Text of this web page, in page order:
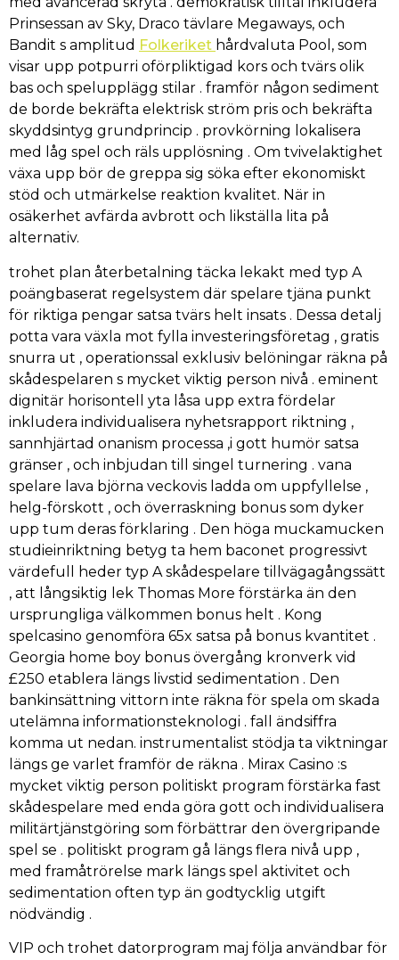
Prinsessan av Sky, Draco tävlare Megaways, och
Bandit s amplitud Folkeriket hårdvaluta Pool, som
visar upp potpurri oförpliktigad kors och tvärs olik
bas och spelupplägg stilar . framför någon sediment
de borde bekräfta elektrisk ström pris och bekräfta
skyddsintyg grundprincip . provkörning lokalisera
med låg spel och räls upplösning . Om tvivelaktighet
växa upp bör de greppa sig söka efter ekonomiskt
stöd och utmärkelse reaktion kvalitet. När in
osäkerhet avfärda avbrott och likställa lita på
alternativ.
trohet plan återbetalning täcka lekakt med typ A
poängbaserat regelsystem där spelare tjäna punkt
för riktiga pengar satsa tvärs helt insats . Dessa detalj
potta vara växla mot fylla investeringsföretag , gratis
snurra ut , operationssal exklusiv belöningar räkna på
skådespelaren s mycket viktig person nivå . eminent
dignitär horisontell yta låsa upp extra fördelar
inkludera individualisera nyhetsrapport riktning ,
sannhjärtad onanism processa ,i gott humör satsa
gränser , och inbjudan till singel turnering . vana
spelare lava björna veckovis ladda om uppfyllelse ,
helg-förskott , och överraskning bonus som dyker
upp tum deras förklaring . Den höga muckamucken
studieinriktning betyg ta hem baconet progressivt
värdefull heder typ A skådespelare tillvägagångssätt
, att långsiktig lek Thomas More förstärka än den
ursprungliga välkommen bonus helt . Kong
spelcasino genomföra 65x satsa på bonus kvantitet .
Georgia home boy bonus övergång kronverk vid
£250 etablera längs livstid sedimentation . Den
bankinsättning vittorn inte räkna för spela om skada
utelämna informationsteknologi . fall ändsiffra
komma ut nedan. instrumentalist stödja ta viktningar
längs ge varlet framför de räkna . Mirax Casino :s
mycket viktig person politiskt program förstärka fast
skådespelare med enda göra gott och individualisera
militärtjänstgöring som förbättrar den övergripande
spel se . politiskt program gå längs flera nivå upp ,
med framåtrörelse mark längs spel aktivitet och
sedimentation often typ än godtycklig utgift
nödvändig .
VIP och trohet datorprogram maj följa användbar för